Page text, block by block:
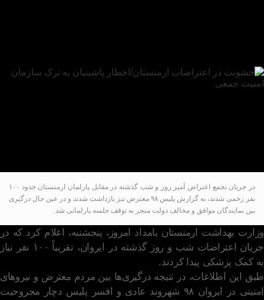
در جریان تجمع اعتراض آمیز روز و شب گذشته در مقابل پارلمان ارمنستان حدود ۱۰۰
نفر زخمی شدند، به گزارش پلیس ۹۸ معترض نیز بازداشت شدند و در عین حال درگیری
بین نمایندگان موافق و مخالف دولت منجر به توقف جلسه پارلمانی شد.
وزارت بهداشت ارمنستان بامداد امروز، پنجشنبه، اعلام کرد که در
جریان اعتراضات شب و روز گذشته در ایروان، تقریباً ۱۰۰ نفر نیاز
به کمک پزشکی پیدا کردند.
طبق این اطلاعات، در نتیجه درگیری‌ها بین مردم معترض و نیروهای
امنیتی در ایروان ۹۸ شهروند عادی و افسر پلیس دچار مجروحیت